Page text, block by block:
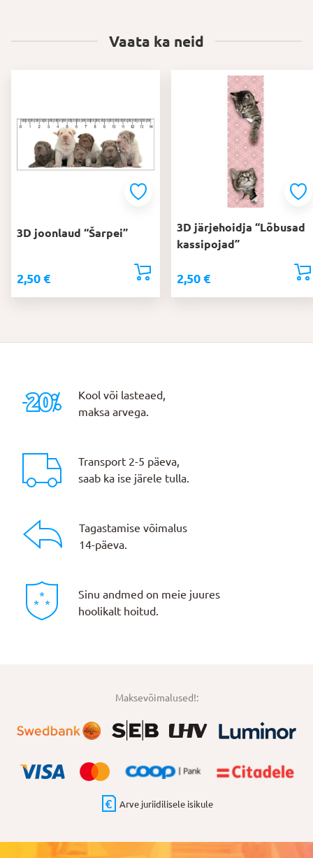
Vaata ka neid
3D joonlaud “Šarpei”
2,50 €
3D järjehoidja “Lõbusad
kassipojad”
2,50 €
Kool või lasteaed,
maksa arvega.
Transport 2-5 päeva,
saab ka ise järele tulla.
Tagastamise võimalus
14-päeva.
Sinu andmed on meie juures
hoolikalt hoitud.
Maksevõimalused!:
Arve juriidilisele isikule